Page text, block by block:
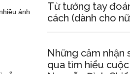
ánh
Từ tướng tay
cách (dành cho
Những cảm nhận
qua tìm hiểu